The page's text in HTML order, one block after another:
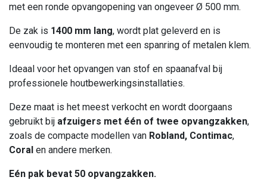
met een ronde opvangopening van ongeveer Ø 500 mm.
De zak is 1400 mm lang, wordt plat geleverd en is
eenvoudig te monteren met een spanring of metalen klem.
Ideaal voor het opvangen van stof en spaanafval bij
professionele houtbewerkingsinstallaties.
Deze maat is het meest verkocht en wordt doorgaans
gebruikt bij afzuigers met één of twee opvangzakken,
zoals de compacte modellen van Robland, Contimac,
Coral en andere merken.
Eén pak bevat 50 opvangzakken.